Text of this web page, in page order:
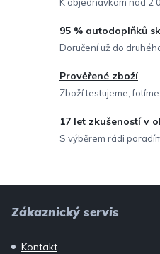
í
95 % autodoplňků
Doručení už do
Prověřené zboží
Zboží testujeme,
17 let zkušeností v
S výběrem rádi
Zákaznický servis
Kontakt